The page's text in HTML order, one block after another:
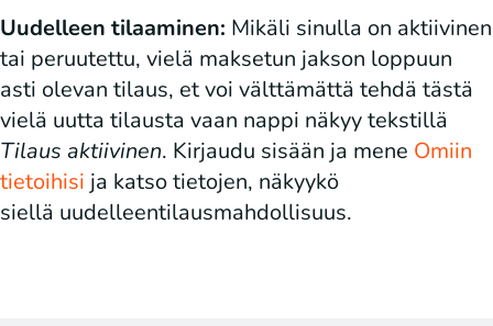
Uudelleen tilaaminen: Mikäli sinulla on aktiivinen
tai peruutettu, vielä maksetun jakson loppuun
asti olevan tilaus, et voi välttämättä tehdä tästä
vielä uutta tilausta vaan nappi näkyy tekstillä
Tilaus aktiivinen. Kirjaudu sisään ja mene Omiin
tietoihisi ja katso tietojen, näkyykö
siellä uudelleentilausmahdollisuus.